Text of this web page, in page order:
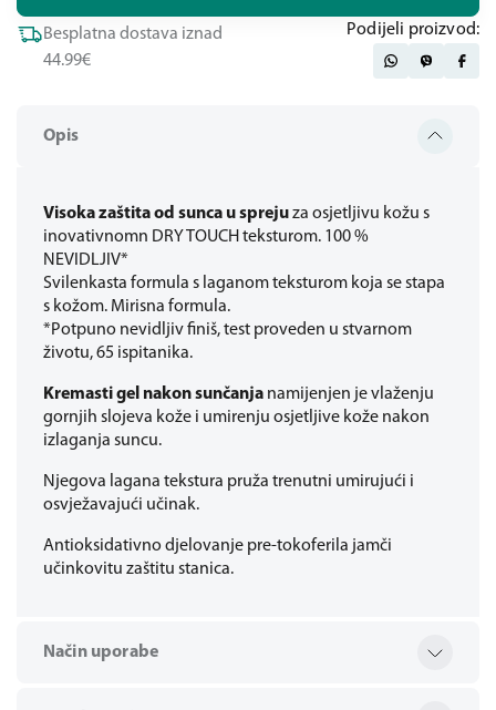
Opis
Visoka zaštita od sunca u sprejuza osjetljivu kožu s
inovativnomn DRY TOUCH teksturom. 100 %
NEVIDLJIV*
Svilenkasta formula s laganom teksturom koja se stapa
s kožom. Mirisna formula.
*Potpuno nevidljiv finiš, test proveden u stvarnom
životu, 65 ispitanika.
Kremasti gel nakon sunčanja namijenjen je vlaženju
gornjih slojeva kože i umirenju osjetljive kože nakon
izlaganja suncu.
Njegova lagana tekstura pruža trenutni umirujući i
osvježavajući učinak.
Antioksidativno djelovanje pre-tokoferila jamči
učinkovitu zaštitu stanica.
Način uporabe
Besplatna dostava iznad
44.99€
Podijeli proizvod: